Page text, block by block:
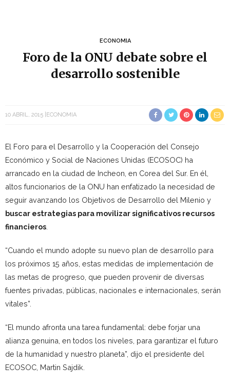
ECONOMIA
Foro de la ONU debate sobre el
desarrollo sostenible
10 ABRIL, 2015 ECONOMIA
El Foro para el Desarrollo y la Cooperación del Consejo
Económico y Social de Naciones Unidas (ECOSOC) ha
arrancado en la ciudad de Incheon, en Corea del Sur. En él,
altos funcionarios de la ONU han enfatizado la necesidad de
seguir avanzando los Objetivos de Desarrollo del Milenio y
buscar estrategias para movilizar significativos recursos
financieros
“Cuando el mundo adopte su nuevo plan de desarrollo para
los próximos 15 años, estas medidas de implementación de
las metas de progreso, que pueden provenir de diversas
fuentes privadas, públicas, nacionales e internacionales, serán
vitales”.
“El mundo afronta una tarea fundamental: debe forjar una
alianza genuina, en todos los niveles, para garantizar el futuro
de la humanidad y nuestro planeta”, dijo el presidente del
ECOSOC, Martin Sajdik.